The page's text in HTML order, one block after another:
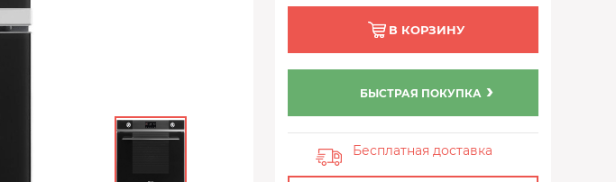
В КОРЗИНУ
БЫСТРАЯ ПОКУПКА
Бесплатная доставка